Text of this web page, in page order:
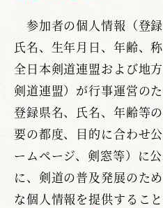
参加者の個人情報（登
氏名、生年月日、年齢、
全日本剣道連盟および地
剣道連盟）が行事運営の
登録県名、氏名、年齢等
要の都度、目的に合わせ
ームページ、剣窓等）に
に、剣道の普及発展のた
な個人情報を提供すること